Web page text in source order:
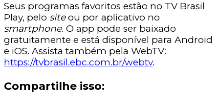
Seus programas favoritos estão no TV Brasil
Play, pelo site ou por aplicativo no
smartphone. O app pode ser baixado
gratuitamente e está disponível para Android
e iOS. Assista também pela WebTV:
https://tvbrasil.ebc.com.br/webtv.
Compartilhe isso: